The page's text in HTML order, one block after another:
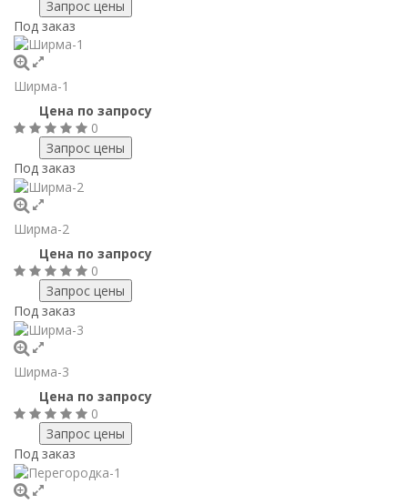
Под заказ
Ширма-1
Цена по запросу
0
Под заказ
Ширма-2
Цена по запросу
0
Под заказ
Ширма-3
Цена по запросу
0
Под заказ